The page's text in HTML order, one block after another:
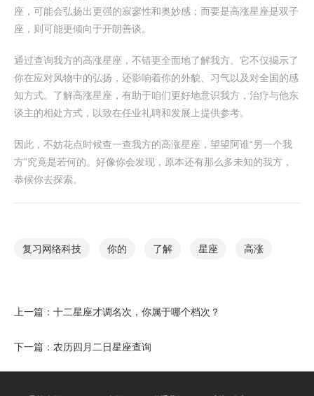
座，可能会弘扬出更强的寂寥性和奥妙感；而要是高涨星座是双子
座，则可能更倾向于开朗善谈。
通过查询我方的高涨星座，不错更全面地了解我方。它不仅揭示了
你在应对风物中的弘扬，还影响着你的外貌、习气以及对全国的感
知方式。了解高涨星座，有助于咱们更好地意识我方，治疗与他东
谈主的相处方式，以致在任业礼聘和发展上提供参考。
因此，不妨花点时候查一查我方的高涨星座，望望阿谁“另一个我
方”究竟是若何的。好像你会发现，原本还有那么多未知的我方，
恭候你去探索。
复习网络科技 你的 了解 星座 高涨
上一篇： 十二星座才调名次，你属于哪个档次？
下一篇： 农历四月二日星座查询